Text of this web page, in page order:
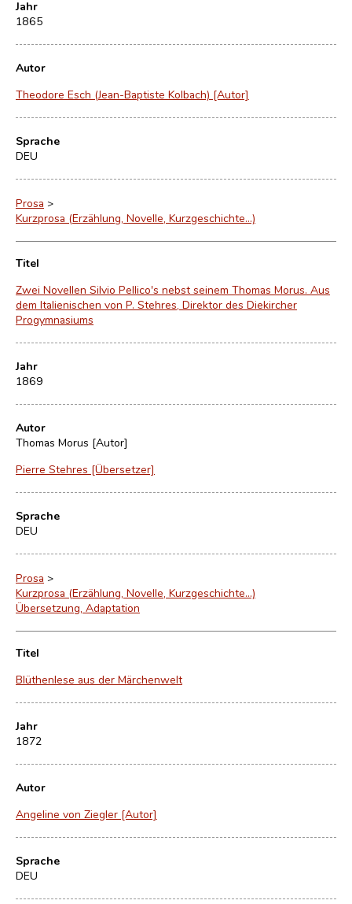
Jahr
1865
Autor
Theodore Esch (Jean-Baptiste Kolbach) [Autor]
Sprache
DEU
Prosa >
Kurzprosa (Erzählung, Novelle, Kurzgeschichte…)
Titel
Zwei Novellen Silvio Pellico's nebst seinem Thomas Morus. Aus
dem Italienischen von P. Stehres, Direktor des Diekircher
Progymnasiums
Jahr
1869
Autor
Thomas Morus [Autor]
Pierre Stehres [Übersetzer]
Sprache
DEU
Prosa >
Kurzprosa (Erzählung, Novelle, Kurzgeschichte…)
Übersetzung, Adaptation
Titel
Blüthenlese aus der Märchenwelt
Jahr
1872
Autor
Angeline von Ziegler [Autor]
Sprache
DEU